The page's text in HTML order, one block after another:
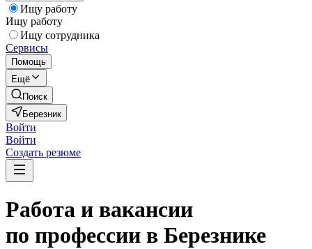
Ищу работу
Ищу работу
Ищу сотрудника
Сервисы
Помощь
Ещё
Поиск
Березник
Войти
Войти
Создать резюме
Работа и вакансии
по профессии в Березнике